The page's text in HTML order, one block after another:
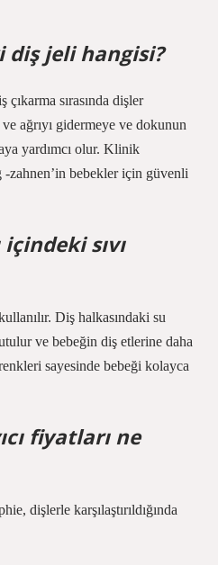
diş jeli hangisi?
sırasında dişler
ve ağrıyı gidermeye ve dokunun
yardımcı olur. Klinik
zahnen’in bebekler için güvenli
içindeki sıvı
Diş halkasındaki su
ve bebeğin diş etlerine daha
sayesinde bebeği kolayca
fiyatları ne
dişlerle karşılaştırıldığında